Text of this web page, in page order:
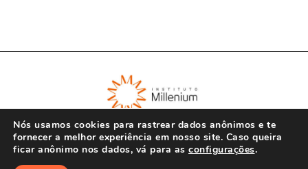
Nós usamos cookies para rastrear dados anônimos e te
fornecer a melhor experiência em nosso site. Caso queira
ficar anônimo nos dados, vá para as configurações.